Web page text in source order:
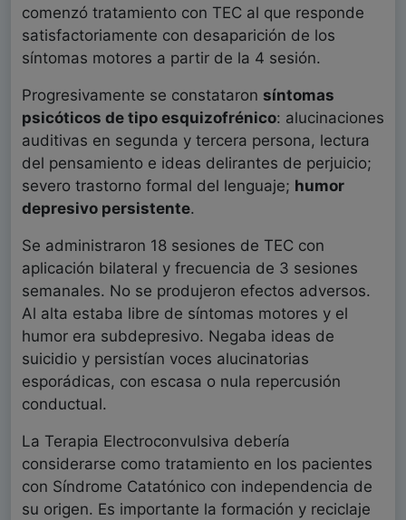
comenzó tratamiento con TEC al que responde
satisfactoriamente con desaparición de los
síntomas motores a partir de la 4 sesión.
Progresivamente se constataron síntomas
psicóticos de tipo esquizofrénico: alucinaciones
auditivas en segunda y tercera persona, lectura
del pensamiento e ideas delirantes de perjuicio;
severo trastorno formal del lenguaje; humor
depresivo persistente.
Se administraron 18 sesiones de TEC con
aplicación bilateral y frecuencia de 3 sesiones
semanales. No se produjeron efectos adversos.
Al alta estaba libre de síntomas motores y el
humor era subdepresivo. Negaba ideas de
suicidio y persistían voces alucinatorias
esporádicas, con escasa o nula repercusión
conductual.
La Terapia Electroconvulsiva debería
considerarse como tratamiento en los pacientes
con Síndrome Catatónico con independencia de
su origen. Es importante la formación y reciclaje